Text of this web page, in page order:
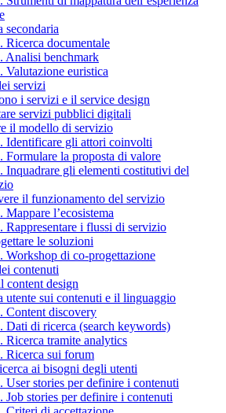
secondaria
Ricerca documentale
Analisi benchmark
Valutazione euristica
servizi
i servizi e il service design
servizi pubblici digitali
il modello di servizio
Identificare gli attori coinvolti
Formulare la proposta di valore
Inquadrare gli elementi costitutivi del
il funzionamento del servizio
Mappare l’ecosistema
Rappresentare i flussi di servizio
le soluzioni
Workshop di co-progettazione
contenuti
content design
utente sui contenuti e il linguaggio
Content discovery
Dati di ricerca (search keywords)
Ricerca tramite analytics
Ricerca sui forum
ai bisogni degli utenti
User stories per definire i contenuti
Job stories per definire i contenuti